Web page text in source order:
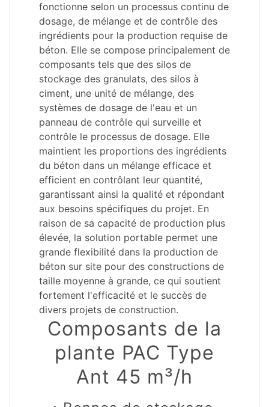
fonctionne selon un processus continu de
dosage, de mélange et de contrôle des
ingrédients pour la production requise de
béton. Elle se compose principalement de
composants tels que des silos de
stockage des granulats, des silos à
ciment, une unité de mélange, des
systèmes de dosage de l'eau et un
panneau de contrôle qui surveille et
contrôle le processus de dosage. Elle
maintient les proportions des ingrédients
du béton dans un mélange efficace et
efficient en contrôlant leur quantité,
garantissant ainsi la qualité et répondant
aux besoins spécifiques du projet. En
raison de sa capacité de production plus
élevée, la solution portable permet une
grande flexibilité dans la production de
béton sur site pour des constructions de
taille moyenne à grande, ce qui soutient
fortement l'efficacité et le succès de
divers projets de construction.
Composants de la
plante PAC Type
Ant 45 m³/h